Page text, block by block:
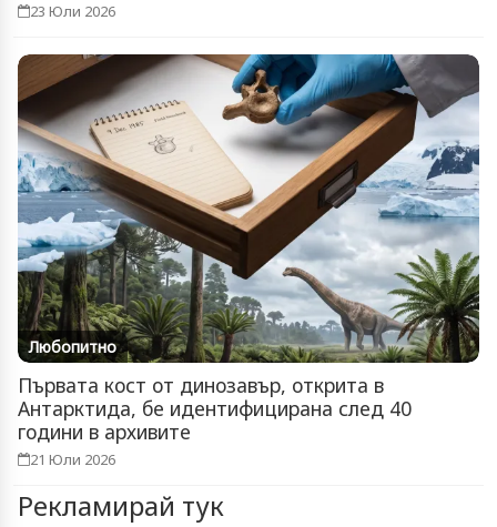
23 Юли 2026
Любопитно
Първата кост от динозавър, открита в
Антарктида, бе идентифицирана след 40
години в архивите
21 Юли 2026
Рекламирай тук